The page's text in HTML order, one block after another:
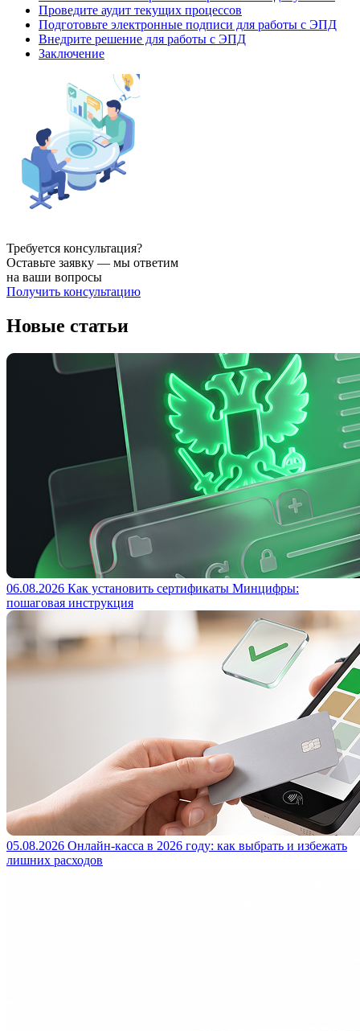
Проведите аудит текущих процессов
Подготовьте электронные подписи для работы с ЭПД
Внедрите решение для работы с ЭПД
Заключение
Требуется консультация?
Оставьте заявку — мы ответим
на ваши вопросы
Получить консультацию
Новые статьи
06.08.2026 Как установить сертификаты Минцифры:
пошаговая инструкция
05.08.2026 Онлайн-касса в 2026 году: как выбрать и избежать
лишних расходов